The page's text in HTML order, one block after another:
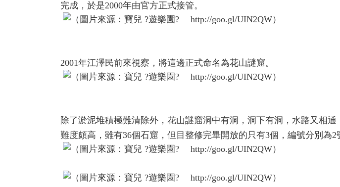
完成，於是2000年由官方正式接管。
2001年江澤民前來視察，將這邊正式命名為花山謎窟。
除了淤泥堆積極難清除外，花山謎窟洞中有洞，洞下有洞，水路又相
難度頗高，雖有36個石窟，但目整修完畢開放的只有3個，編號分別為2